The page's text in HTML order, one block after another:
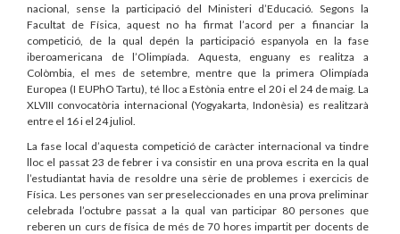
nacional, sense la participació del Ministeri d’Educació. Segons la
Facultat de Física, aquest no ha firmat l’acord per a financiar la
competició, de la qual depén la participació espanyola en la fase
iberoamericana de l’Olimpíada. Aquesta, enguany es realitza a
Colòmbia, el mes de setembre, mentre que la primera Olimpíada
Europea (I EUPhO Tartu), té lloc a Estònia entre el 20 i el 24 de maig. La
XLVIII convocatòria internacional (Yogyakarta, Indonèsia) es realitzarà
entre el 16 i el 24 juliol.
La fase local d’aquesta competició de caràcter internacional va tindre
lloc el passat 23 de febrer i va consistir en una prova escrita en la qual
l’estudiantat havia de resoldre una sèrie de problemes i exercicis de
Física. Les persones van ser preseleccionades en una prova preliminar
celebrada l’octubre passat a la qual van participar 80 persones que
reberen un curs de física de més de 70 hores impartit per docents de